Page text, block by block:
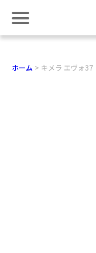
ホーム キメラ エヴォ37